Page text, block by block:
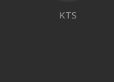
KTS